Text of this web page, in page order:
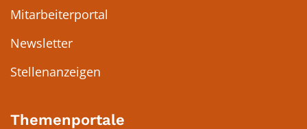
Mitarbeiterportal
Newsletter
Stellenanzeigen
Themenportale